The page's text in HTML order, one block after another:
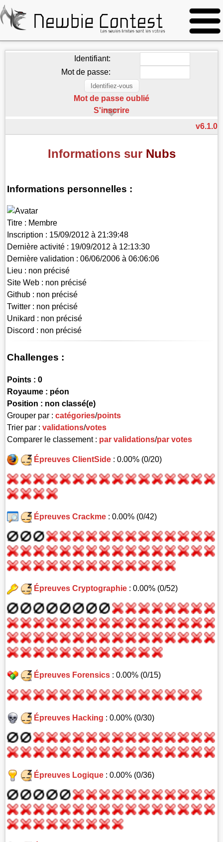
Identifiant:
Mot de passe:
Mot de passe oublié
S'inscrire
v6.1.0
Informations sur Nubs
Informations personnelles :
Titre : Membre
Inscription : 15/09/2012 à 21:39:48
Dernière activité : 19/09/2012 à 12:13:30
Dernière validation : 06/06/2006 à 06:06:06
Lieu : non précisé
Site Web : non précisé
Github : non précisé
Twitter : non précisé
Unikard : non précisé
Discord : non précisé
Challenges :
Points : 0
Royaume : péon
Position : non classé(e)
Grouper par :catégories/points
Trier par :validations/votes
Comparer le classement : par validations/par votes
Épreuves ClientSide: 0.00% (0/20)
Épreuves Crackme: 0.00% (0/42)
Épreuves Cryptographie: 0.00% (0/52)
Épreuves Forensics: 0.00% (0/15)
Épreuves Hacking : 0.00% (0/30)
Épreuves Logique: 0.00% (0/36)